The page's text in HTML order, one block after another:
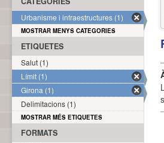
Urbanisme i infraestructures (1)
MOSTRAR MENYS CATEGORIES
ETIQUETES
Salut (1)
Límit (1)
Girona (1)
Delimitacions (1)
MOSTRAR MÉS ETIQUETES
FORMATS